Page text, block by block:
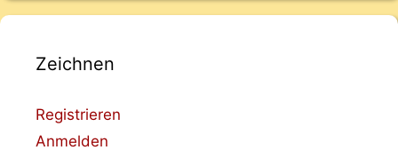
Zeichnen
Registrieren
Anmelden